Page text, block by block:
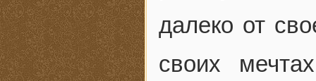
далеко от
своих